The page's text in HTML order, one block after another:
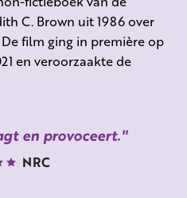
C. Brown uit 1986 over
film ging in première op
en veroorzaakte de
en provoceert.
NRC